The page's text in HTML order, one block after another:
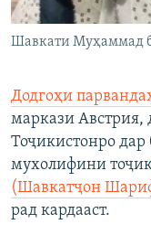
Шавкати Муҳаммад
Додгоҳи
маркази Австрия,
Тоҷикистонро
мухолифини
(Шавкатҷон
рад кардааст.